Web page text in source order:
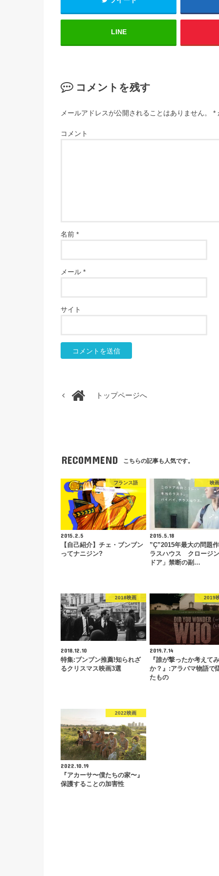
LINE
コメントを残す
メールアドレスが公開されることはありません。 *
コメント
名前 *
メール *
サイト
トップページへ
RECOMMEND こちらの記事も人気です。
フランス語
2015.2.5
【自己紹介】チェ・ブンブン
ってナニジン?
映
2015.5.18
”Ç”2015年最大の問題
ラスハウス クロージ
ドア」禁断の副…
2018映画
2018.12.10
特集:ブンブン推薦!知られざ
るクリスマス映画3選
2019
2019.7.14
『誰が撃ったか考えて
か？』:アラバマ物語で
たもの
2022映画
2022.10.19
『アカーサ〜僕たちの家〜』
保護することの加害性